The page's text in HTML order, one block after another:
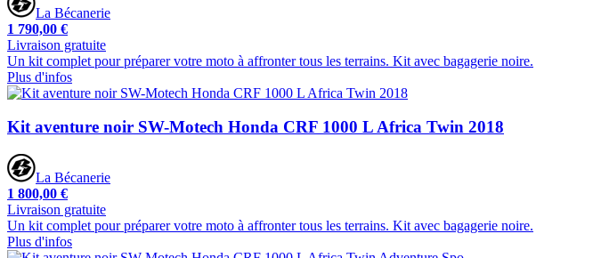
La Bécanerie
1 790,00 €
Livraison gratuite
Un kit complet pour préparer votre moto à affronter tous les terrains. Kit avec bagagerie noire.
Plus d'infos
Kit aventure noir SW-Motech Honda CRF 1000 L Africa Twin 2018
La Bécanerie
1 800,00 €
Livraison gratuite
Un kit complet pour préparer votre moto à affronter tous les terrains. Kit avec bagagerie noire.
Plus d'infos